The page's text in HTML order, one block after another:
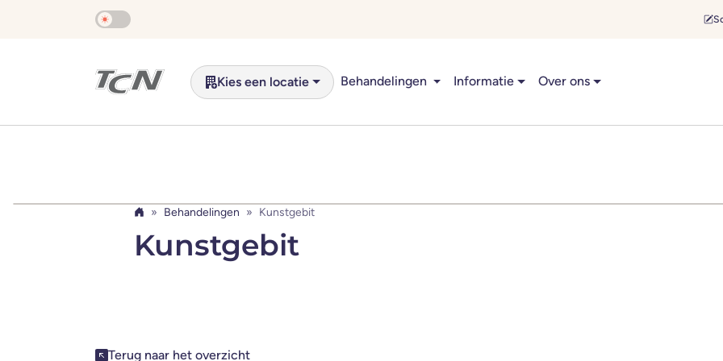
Naar hoofdinhoud overslaan
Kies een locatie Behandelingen Informatie Over ons
Home
Behandelingen Kunstgebit
Kunstgebit
Terug naar het overzicht